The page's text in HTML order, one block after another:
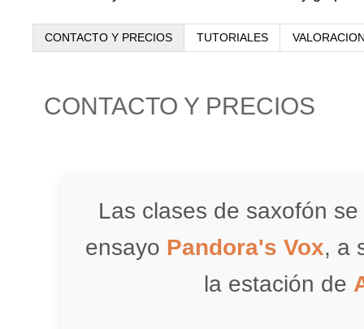
CONTACTO Y PRECIOS TUTORIALES
CONTACTO Y PRECIOS
Las clases de saxofón
ensayo Pandora's Vox, a
la estación de